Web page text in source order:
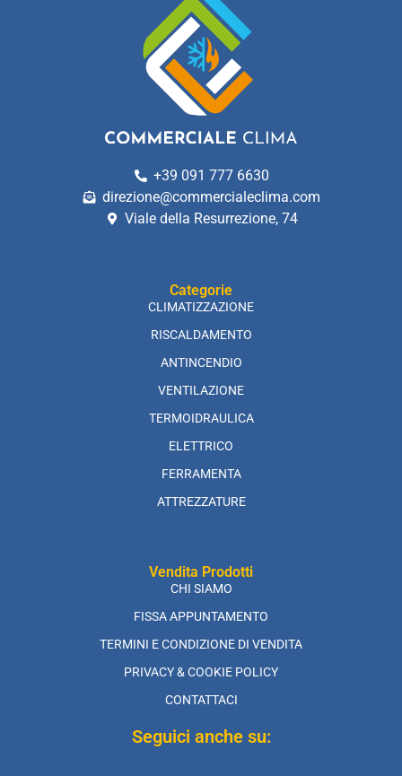
+39 091 777 6630
direzione@commercialeclima.com
Viale della Resurrezione, 74
Categorie
CLIMATIZZAZIONE
RISCALDAMENTO
ANTINCENDIO
VENTILAZIONE
TERMOIDRAULICA
ELETTRICO
FERRAMENTA
ATTREZZATURE
Vendita Prodotti
CHI SIAMO
FISSA APPUNTAMENTO
TERMINI E CONDIZIONE DI VENDITA
PRIVACY & COOKIE POLICY
CONTATTACI
Seguici anche su: